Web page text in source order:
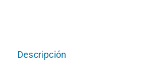
Descripción